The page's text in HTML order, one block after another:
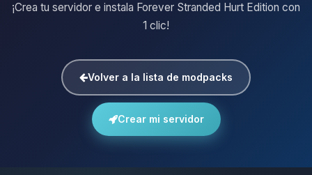
¡Crea tu servidor e instala Forever Stranded Hurt Edition con
1 clic!
Volver a la lista de modpacks
Crear mi servidor